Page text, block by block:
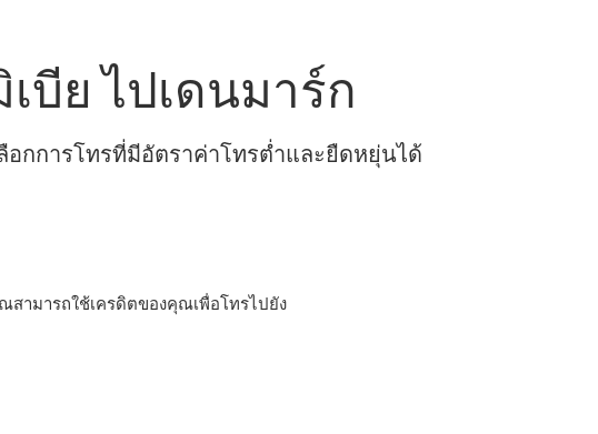
บีย ไปเดนมาร์ก
กการโทรที่มีอัตราค่าโทรต่ำและยืดหยุ่นได้
สามารถใช้เครดิตของคุณเพื่อโทรไปยัง